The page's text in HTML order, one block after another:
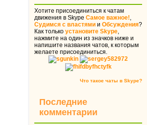
Хотите присоединиться к чатам
движения в Skype Самое важное!
Судимся с властями и Обсуждения?
Как только установите Skype
нажмите на один из значков ниже и
напишите названия чатов, к которым
желаете присоединиться.
Что такое чаты в Skype?
Последние
комментарии